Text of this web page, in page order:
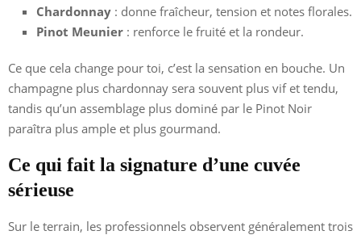
Chardonnay : donne fraîcheur, tension et notes florales.
Pinot Meunier : renforce le fruité et la rondeur.
Ce que cela change pour toi, c’est la sensation en bouche. Un
champagne plus chardonnay sera souvent plus vif et tendu,
tandis qu’un assemblage plus dominé par le Pinot Noir
paraîtra plus ample et plus gourmand.
Ce qui fait la signature d’une cuvée
sérieuse
Sur le terrain, les professionnels observent généralement trois